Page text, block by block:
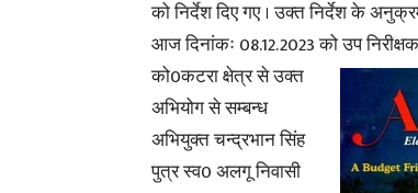
को निर्देश दिए गए । उक्त निर्देश के
आज दिनांकः 08.12.2023 को उप निरीक्षक
को0कटरा क्षेत्र से उक्त
अभियोग से सम्बन्ध
अभियुक्त चन्द्रभान सिंह
पुत्र स्व0 अलगू निवासी